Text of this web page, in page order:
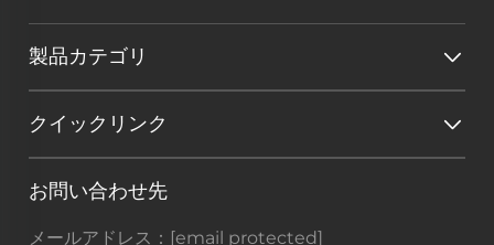
製品カテゴリ
クイックリンク
お問い合わせ先
メールアドレス： [email protected]